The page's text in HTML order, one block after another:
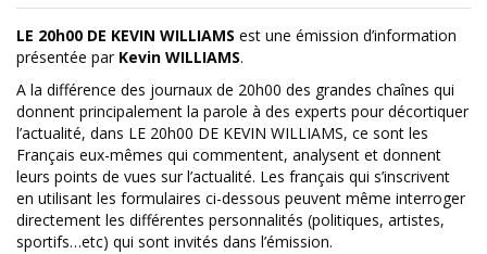
LE 20h00 DE KEVIN WILLIAMS est une émission d’information
présentée par Kevin WILLIAMS.
A la différence des journaux de 20h00 des grandes chaînes qui
donnent principalement la parole à des experts pour décortiquer
l’actualité, dans LE 20h00 DE KEVIN WILLIAMS, ce sont les
Français eux-mêmes qui commentent, analysent et donnent
leurs points de vues sur l’actualité. Les français qui s’inscrivent
en utilisant les formulaires ci-dessous peuvent même interroger
directement les différentes personnalités (politiques, artistes,
sportifs…etc) qui sont invités dans l’émission.